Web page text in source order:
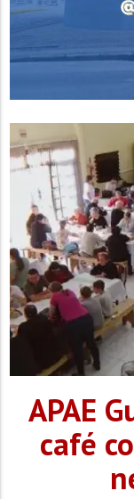
APAE
café